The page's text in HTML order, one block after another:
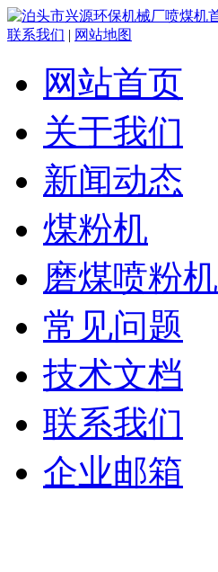
联系我们 | 网站地图
网站首页
关于我们
新闻动态
煤粉机
磨煤喷粉机
常见问题
技术文档
联系我们
企业邮箱